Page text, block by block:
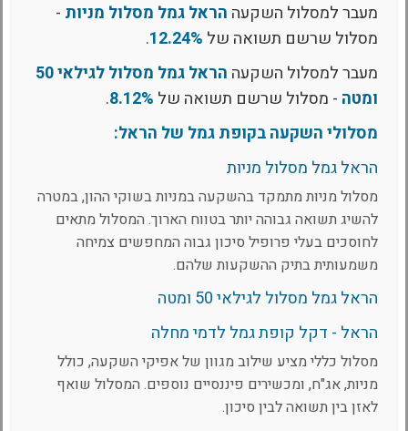
מעבר למסלול השקעה הראל גמל מסלול מניות -
מסלול שרשם תשואה של 12.24%
.
מעבר למסלול השקעה
הראל גמל מסלול לגילאי 50
ומטה - מסלול שרשם תשואה של 8.12%
.
מסלולי השקעה בקופת גמל של הראל:
הראל גמל מסלול מניות
מסלול מניות מתמקד בהשקעה במניות בשוקי ההון, במטרה
להשיג תשואה גבוהה יותר בטווח הארוך. המסלול מתאים
לחוסכים בעלי פרופיל סיכון גבוה המחפשים צמיחה
משמעותית בתיק ההשקעות שלהם.
הראל גמל מסלול לגילאי 50 ומטה
הראל - דקל קופת גמל לדמי מחלה
מסלול כללי מציע שילוב מגוון של אפיקי השקעה, כולל
מניות, אג"ח, ומכשירים פיננסיים נוספים. המסלול שואף
לאזן בין תשואה לבין סיכון.